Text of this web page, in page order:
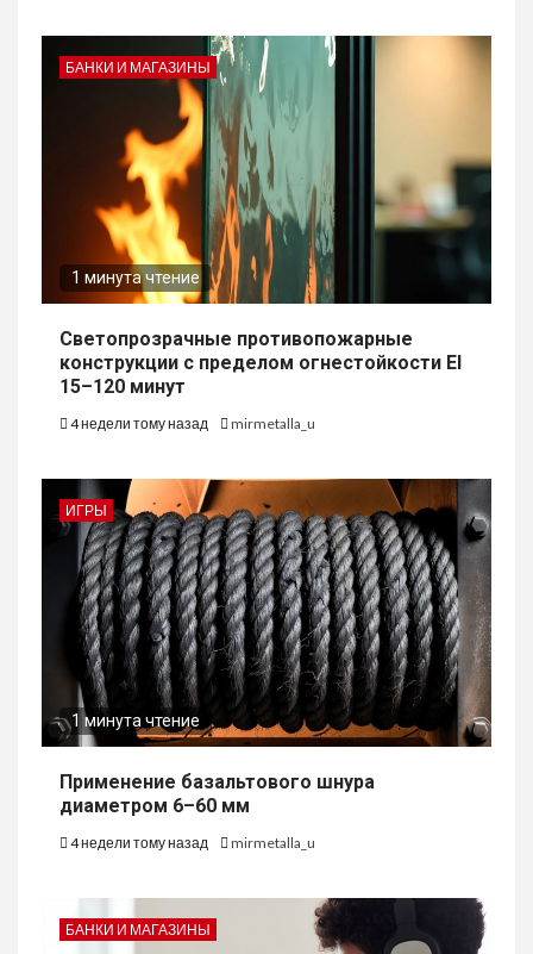
БАНКИ И МАГАЗИНЫ
1 минута чтение
Светопрозрачные противопожарные
конструкции с пределом огнестойкости EI
15–120 минут
4 недели тому назад mirmetalla_u
ИГРЫ
1 минута чтение
Применение базальтового шнура
диаметром 6–60 мм
4 недели тому назад mirmetalla_u
БАНКИ И МАГАЗИНЫ